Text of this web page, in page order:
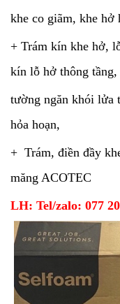
khe co giãm, khe hở
+ Trám kín khe hở,
kín lỗ hở thông tầng,
tường ngăn khói lửa
hỏa hoạn,
+ Trám, điền đầy
măng ACOTEC
LH: Tel/zalo: 077